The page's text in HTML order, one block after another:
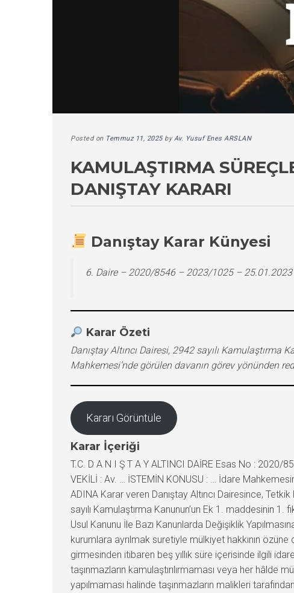
Posted on Temmuz 11, 2025byAv. Yusuf Enes ARSLAN
KAMULAŞTIRMA
DANIŞTAY KARARI
Danıştay Karar Künyesi
6. Daire – 2020/8546 – 2023/1025 – 25.01.2023
Karar Özeti
Danıştay Altıncı Dairesi, 2942 sayılı
Mahkemesi’nde görülen davanın görev yönünden
Kararı Görüntüle
Karar İçeriği
T.C. D A N I Ş T A Y ALTINCI DAİRE Esas No : 2020/
VEKİLİ : Av. … İSTEMİN KONUSU : … İdare
ADINA Karar veren Danıştay Altıncı Dairesince,
sayılı Kamulaştırma Kanunun’un Ek 1. maddesinin
Usul Kanunu İle Bazı Kanunlarda Değişiklik
kurumlara ayrılmak suretiyle mülkiyet hakkının
girmesinden itibaren beş yıllık süre içerisinde ilgili
taşınmazların kamulaştırılırmaması veya her hâlde
yapılmaması halinde taşınmazların malikleri